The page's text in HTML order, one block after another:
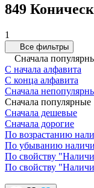
849
1
Все фильтры
Сначала
С начала алфавита
С конца алфавита
Сначала
Сначала популярные
Сначала дешевые
Сначала дорогие
По возрастанию
По убыванию
По свойству
По свойству